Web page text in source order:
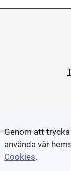
Genom att
använda vår
Cookies.